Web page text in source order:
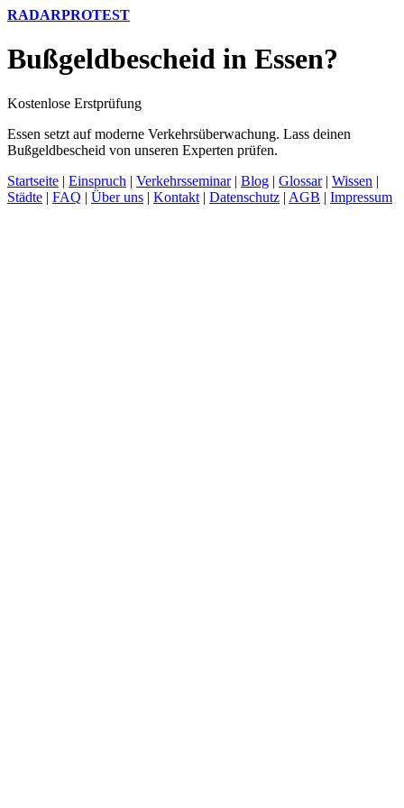
RADARPROTEST
Bußgeldbescheid in Essen?
Kostenlose Erstprüfung
Essen setzt auf moderne Verkehrsüberwachung. Lass deinen
Bußgeldbescheid von unseren Experten prüfen.
Startseite | Einspruch | Verkehrsseminar| Blog | Glossar| Wissen |
Städte | FAQ | Über uns | Kontakt | Datenschutz | AGB | Impressum